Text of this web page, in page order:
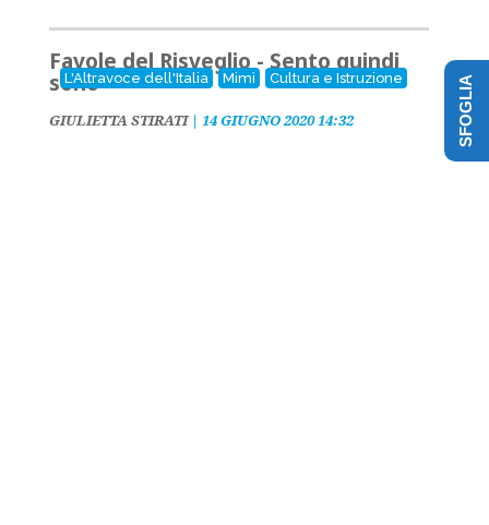
L'Altravoce dell'Italia Mimì Cultura e Istruzione
Favole del Risveglio - Sento quindi
sono
GIULIETTA STIRATI| 14 GIUGNO 2020 14:32 SFOGLIA